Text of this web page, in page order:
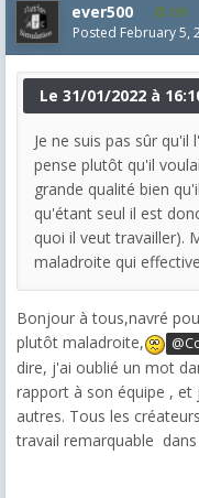
ever500 295
Posted February 5,
Le 31/01/2022 à
Je ne suis pas sûr
pense plutôt qu'il
grande qualité bien
qu'étant seul il est
quoi il veut travailler).
maladroite qui
Bonjour à tous,navré
plutôt maladroite,
dire, j'ai oublié un mot
rapport à son équipe , et
autres. Tous les
travail remarquable